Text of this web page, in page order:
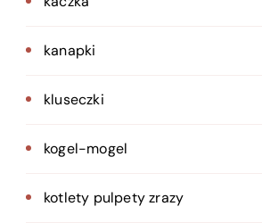
kanapki
kluseczki
kogel-mogel
kotlety pulpety zrazy